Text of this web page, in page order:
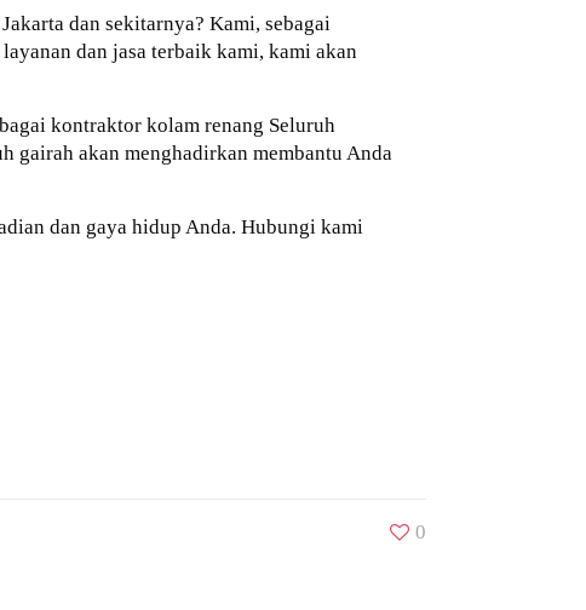
dan sekitarnya? Kami, sebagai
dan jasa terbaik kami, kami akan
kontraktor kolam renang Seluruh
gairah akan menghadirkan membantu Anda
dan gaya hidup Anda. Hubungi kami
0